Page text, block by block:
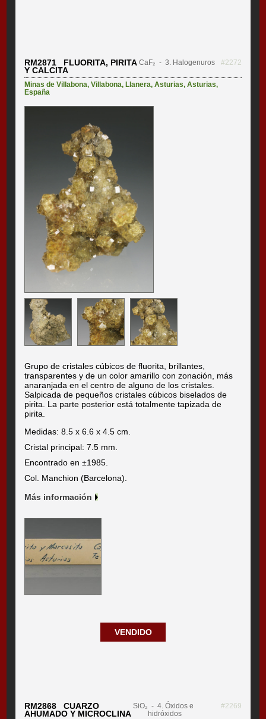
RM2871 FLUORITA, PIRITA
Y CALCITA
CaF₂ - 3. Halogenuros #2272
Minas de Villabona,Villabona,Llanera,Asturias,Asturias,
España
Grupo de cristales cúbicos de fluorita, brillantes,
transparentes y de un color amarillo con zonación, más
anaranjada en el centro de alguno de los cristales.
Salpicada de pequeños cristales cúbicos biselados de
pirita. La parte posterior está totalmente tapizada de
pirita.
Medidas: 8.5 x 6.6 x 4.5 cm.
Cristal principal: 7.5 mm.
Encontrado en ±1985.
Col. Manchion (Barcelona).
Más información
VENDIDO
RM2868 CUARZO
AHUMADO Y MICROCLINA
SiO₂ - 4. Óxidos e
hidróxidos
#2269